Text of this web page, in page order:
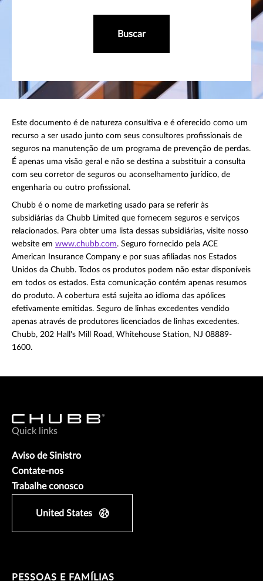
Buscar
Este documento é de natureza consultiva e é oferecido como um
recurso a ser usado junto com seus consultores profissionais de
seguros na manutenção de um programa de prevenção de perdas.
É apenas uma visão geral e não se destina a substituir a consulta
com seu corretor de seguros ou aconselhamento jurídico, de
engenharia ou outro profissional.
Chubb é o nome de marketing usado para se referir às
subsidiárias da Chubb Limited que fornecem seguros e serviços
relacionados. Para obter uma lista dessas subsidiárias, visite nosso
website em www.chubb.com. Seguro fornecido pela ACE
American Insurance Company e por suas afiliadas nos Estados
Unidos da Chubb. Todos os produtos podem não estar disponíveis
em todos os estados. Esta comunicação contém apenas resumos
do produto. A cobertura está sujeita ao idioma das apólices
efetivamente emitidas. Seguro de linhas excedentes vendido
apenas através de produtores licenciados de linhas excedentes.
Chubb, 202 Hall's Mill Road, Whitehouse Station, NJ 08889-
1600.
Quick links
Aviso de Sinistro
Contate-nos
Trabalhe conosco
United States
PESSOAS E FAMÍLIAS